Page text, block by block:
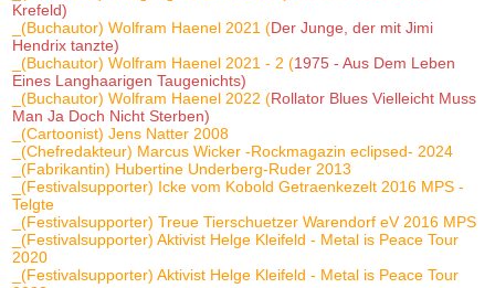
Krefeld)
_(Buchautor) Wolfram Haenel 2021 (Der Junge, der mit Jimi
Hendrix tanzte)
_(Buchautor) Wolfram Haenel 2021 - 2 (1975 - Aus Dem Leben
Eines Langhaarigen Taugenichts)
_(Buchautor) Wolfram Haenel 2022 (Rollator Blues Vielleicht Muss
Man Ja Doch Nicht Sterben)
_(Cartoonist) Jens Natter 2008
_(Chefredakteur) Marcus Wicker -Rockmagazin eclipsed- 2024
_(Fabrikantin) Hubertine Underberg-Ruder 2013
_(Festivalsupporter) Icke vom Kobold Getraenkezelt 2016 MPS -
Telgte
_(Festivalsupporter) Treue Tierschuetzer Warendorf eV 2016 MPS
_(Festivalsupporter) Aktivist Helge Kleifeld - Metal is Peace Tour
2020
_(Festivalsupporter) Aktivist Helge Kleifeld - Metal is Peace Tour